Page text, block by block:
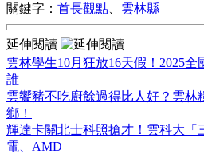
關鍵字： 首長觀點 雲林縣
延伸閱讀
雲林學生10月狂放16天假！2025全
誰
雲饗豬不吃廚餘過得比人好？雲林
鄉！
輝達卡關北士科照搶才！雲科大「
電、AMD